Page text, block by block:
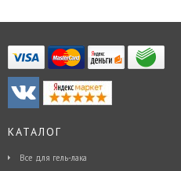
КАТАЛОГ
Все для гель-лака